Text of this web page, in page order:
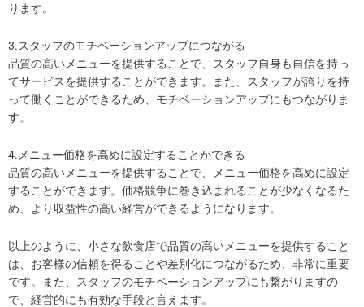
ります。
3.スタッフのモチベーションアップにつながる
品質の高いメニューを提供することで、スタッフ自身も自信を持っ
てサービスを提供することができます。また、スタッフが誇りを持
って働くことができるため、モチベーションアップにもつながりま
す。
4.メニュー価格を高めに設定することができる
品質の高いメニューを提供することで、メニュー価格を高めに設定
することができます。価格競争に巻き込まれることが少なくなるた
め、より収益性の高い経営ができるようになります。
以上のように、小さな飲食店で品質の高いメニューを提供すること
は、お客様の信頼を得ることや差別化につながるため、非常に重要
です。また、スタッフのモチベーションアップにも繋がりますの
で、経営的にも有効な手段と言えます。